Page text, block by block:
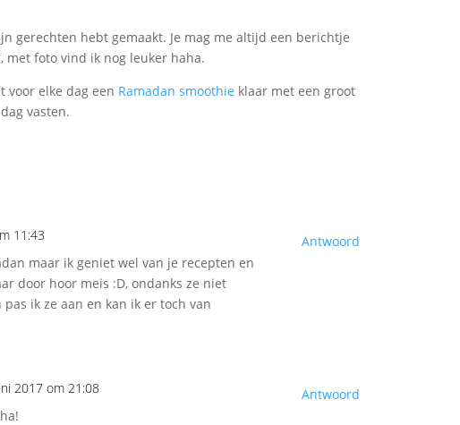
gerechten hebt gemaakt. Je mag me altijd een berichtje
foto vind ik nog leuker haha.
voor elke dag een Ramadan smoothie klaar met een groot
vasten.
11:43
maar ik geniet wel van je recepten en
door hoor meis :D, ondanks ze niet
ik ze aan en kan ik er toch van
Antwoord
2017 om 21:08
Antwoord